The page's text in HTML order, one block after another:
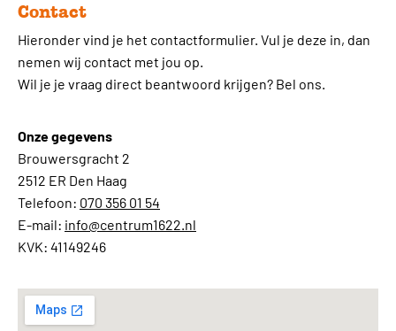
Contact
Hieronder vind je het contactformulier. Vul je deze in, dan
nemen wij contact met jou op.
Wil je je vraag direct beantwoord krijgen? Bel ons.
Onze gegevens
Brouwersgracht 2
2512 ER Den Haag
Telefoon: 070 356 01 54
E-mail: info@centrum1622.nl
KVK: 41149246